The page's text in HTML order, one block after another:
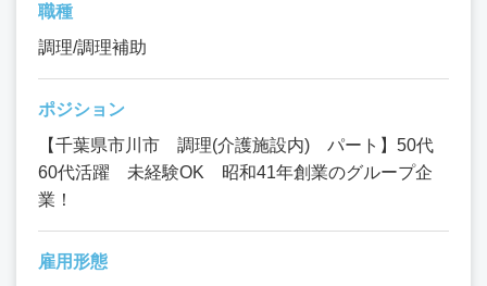
職種
調理/調理補助
ポジション
【千葉県市川市 調理(介護施設内) パート】50代
60代活躍 未経験OK 昭和41年創業のグループ企
業！
雇用形態